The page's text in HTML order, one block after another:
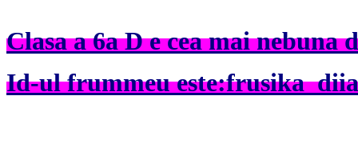
Clasa a 6a D e cea mai nebuna
Id-ul frummeu